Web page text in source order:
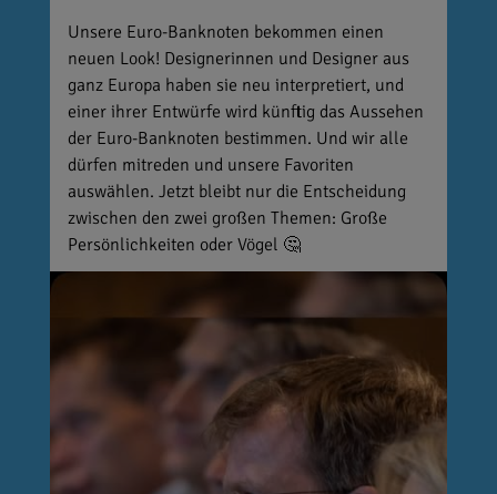
Unsere Euro-Banknoten bekommen einen
neuen Look! Designerinnen und Designer aus
ganz Europa haben sie neu interpretiert, und
einer ihrer Entwürfe wird künftig das Aussehen
der Euro-Banknoten bestimmen. Und wir alle
dürfen mitreden und unsere Favoriten
auswählen. Jetzt bleibt nur die Entscheidung
zwischen den zwei großen Themen: Große
Persönlichkeiten oder Vögel 🤔